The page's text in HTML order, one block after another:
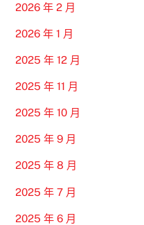
2026 年 2 月
2026 年 1 月
2025 年 12 月
2025 年 11 月
2025 年 10 月
2025 年 9 月
2025 年 8 月
2025 年 7 月
2025 年 6 月